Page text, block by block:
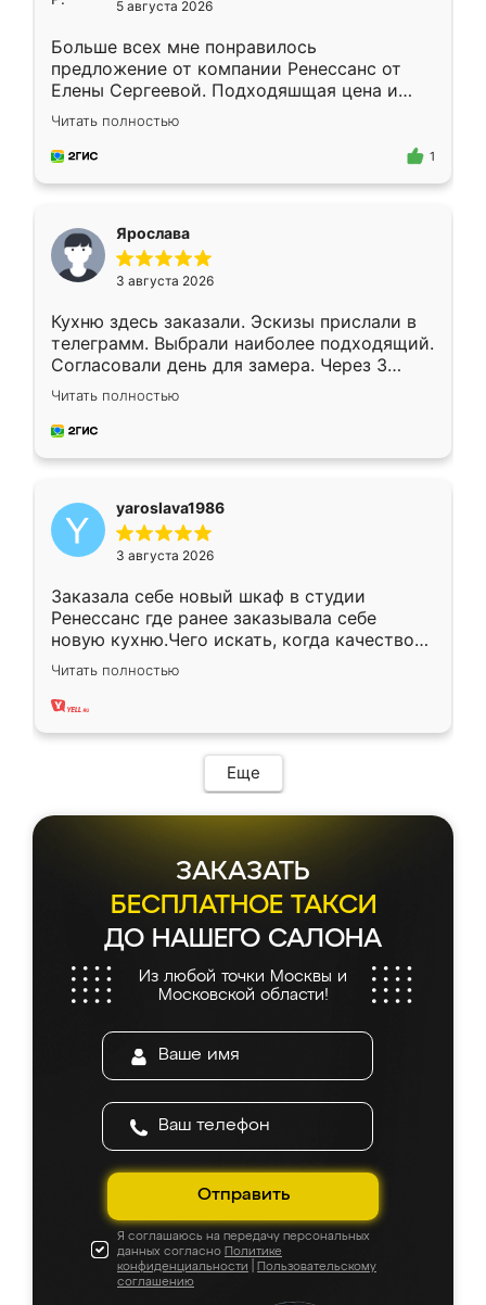
5 августа 2026
Больше всех мне понравилось
предложение от компании Ренессанс от
Елены Сергеевой. Подходяшщая цена и
короткие сроки изготовления. Приехавший
для замера сотрудник Владислав
предложил по моему эскизу самый
Читать полностью
1
Ярослава
3 августа 2026
Кухню здесь заказали. Эскизы прислали в
телеграмм. Выбрали наиболее подходящий.
Согласовали день для замера. Через 3
недели кухня была уже готова. Остались
довольны работой. Спасибо Ренессанс
мебель за качественную работу!
Читать полностью
yaroslava1986
3 августа 2026
Заказала себе новый шкаф в студии
Ренессанс где ранее заказывала себе
новую кухню.Чего искать, когда качеством
вполне довольна. Служит кухня уже почти
два года, нареканий нет.
Читать полностью
Еще
ЗАКАЗАТЬ
БЕСПЛАТНОЕ ТАКСИ
ДО НАШЕГО САЛОНА
Из любой точки Москвы и
Московской области!
Отправить
Я соглашаюсь на передачу персональных
данных согласно Политике
конфиденциальности
Пользовательскому
соглашению